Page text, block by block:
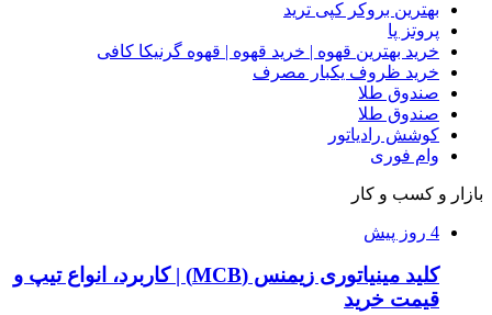
بهترین بروکر کپی ترید
پروتز پا
خرید بهترین قهوه | خرید قهوه | قهوه گرنیکا کافی
خرید ظروف یکبار مصرف
صندوق طلا
صندوق طلا
کوشش رادیاتور
وام فوری
بازار و کسب و کار
4 روز پیش
کلید مینیاتوری زیمنس (MCB) | کاربرد، انواع تیپ و
قیمت خرید